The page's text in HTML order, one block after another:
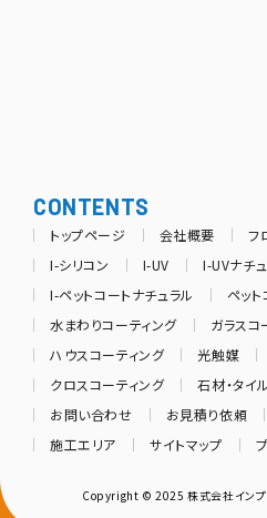
CONTENTS
トップページ 会社概要 フ
I-シリコン
I-UV I-UVナチ
I-ペットコートナチュラル
ペット
水まわりコーティング
ガラスコ
ハウスコーティング
光触媒
クロスコーティング
石材・タイ
お問い合わせ
お見積り依頼
施工エリア
サイトマップ
Copyright © 2025 株式会社イン